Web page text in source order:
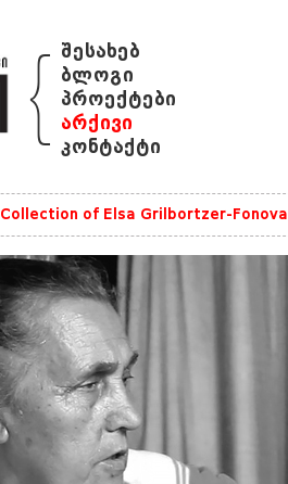
{ შესახებ
ბლოგი
პროექტები
არქივი
კონტაქტი
Collection of Elsa Grilbortzer-Fonova